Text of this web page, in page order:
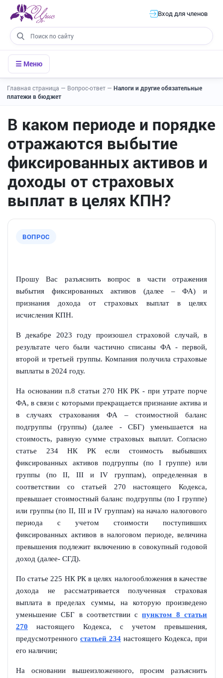
Вход для членов
☰ Меню
Главная страница — Вопрос-ответ — Налоги и другие обязательные
платежи в бюджет
В каком периоде и порядке
отражаются выбытие
фиксированных активов и
доходы от страховых
выплат в целях КПН?
ВОПРОС
Прошу Вас разъяснить вопрос в части отражения
выбытия фиксированных активов (далее – ФА) и
признания дохода от страховых выплат в целях
исчисления КПН.
В декабре 2023 году произошел страховой случай, в
результате чего были частично списаны ФА - первой,
второй и третьей группы. Компания получила страховые
выплаты в 2024 году.
На основании п.8 статьи 270 НК РК - при утрате порче
ФА, в связи с которыми прекращается признание актива и
в случаях страхования ФА – стоимостной баланс
подгруппы (группы) (далее - СБГ) уменьшается на
стоимость, равную сумме страховых выплат. Согласно
статье 234 НК РК если стоимость выбывших
фиксированных активов подгруппы (по I группе) или
группы (по II, III и IV группам), определенная в
соответствии со статьей 270 настоящего Кодекса,
превышает стоимостный баланс подгруппы (по I группе)
или группы (по II, III и IV группам) на начало налогового
периода с учетом стоимости поступивших
фиксированных активов в налоговом периоде, величина
превышения подлежит включению в совокупный годовой
доход (далее- СГД).
По статье 225 НК РК в целях налогообложения в качестве
дохода не рассматривается полученная страховая
выплата в пределах суммы, на которую произведено
уменьшение СБГ в соответствии спунктом 8 статьи
270 настоящего Кодекса, с учетом превышения,
предусмотренного статьей 234 настоящего Кодекса, при
его наличии;
На основании вышеизложенного, просим разъяснить